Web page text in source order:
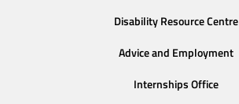
Disability Resource Centre
Advice and Employment
Internships Office